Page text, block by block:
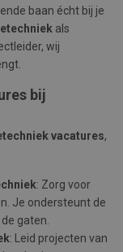
baan écht bij je
als
wij
bij
vacatures,
: Zorg voor
Je ondersteunt de
gaten.
: Leid projecten van